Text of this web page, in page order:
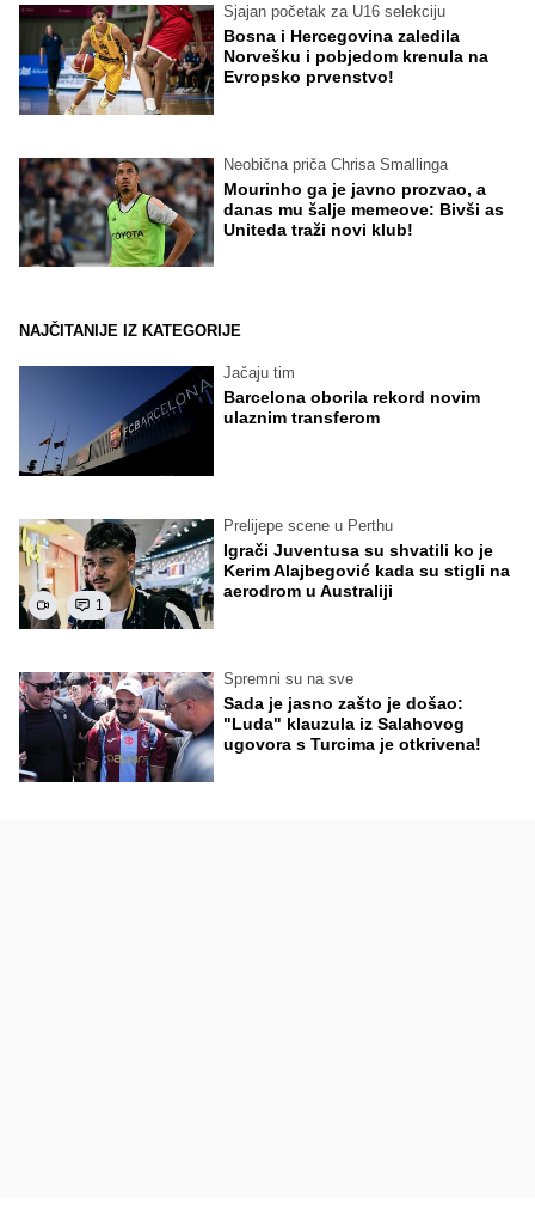
Sjajan početak za U16 selekciju
Bosna i Hercegovina zaledila
Norvešku i pobjedom krenula na
Evropsko prvenstvo!
Neobična priča Chrisa Smallinga
Mourinho ga je javno prozvao, a
danas mu šalje memeove: Bivši as
Uniteda traži novi klub!
NAJČITANIJE IZ KATEGORIJE
Jačaju tim
Barcelona oborila rekord novim
ulaznim transferom
1
Prelijepe scene u Perthu
Igrači Juventusa su shvatili ko je
Kerim Alajbegović kada su stigli na
aerodrom u Australiji
Spremni su na sve
Sada je jasno zašto je došao:
"Luda" klauzula iz Salahovog
ugovora s Turcima je otkrivena!